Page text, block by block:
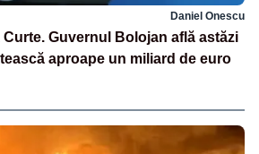
Daniel Onescu
Guvernul Bolojan află astăzi
aproape un miliard de euro